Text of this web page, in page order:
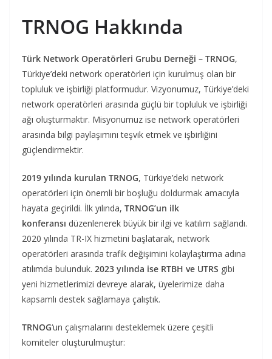
TRNOG Hakkında
Türk Network Operatörleri Grubu Derneği – TRNOG,
Türkiye’deki network operatörleri için kurulmuş olan bir
topluluk ve işbirliği platformudur. Vizyonumuz, Türkiye’deki
network operatörleri arasında güçlü bir topluluk ve işbirliği
ağı oluşturmaktır. Misyonumuz ise network operatörleri
arasında bilgi paylaşımını teşvik etmek ve işbirliğini
güçlendirmektir.
2019 yılında kurulan TRNOG, Türkiye’deki network
operatörleri için önemli bir boşluğu doldurmak amacıyla
hayata geçirildi. İlk yılında, TRNOG’un ilk
konferansı düzenlenerek büyük bir ilgi ve katılım sağlandı.
2020 yılında TR-IX hizmetini başlatarak, network
operatörleri arasında trafik değişimini kolaylaştırma adına
atılımda bulunduk. 2023 yılında ise RTBH ve UTRS gibi
yeni hizmetlerimizi devreye alarak, üyelerimize daha
kapsamlı destek sağlamaya çalıştık.
TRNOG‘un çalışmalarını desteklemek üzere çeşitli
komiteler oluşturulmuştur: